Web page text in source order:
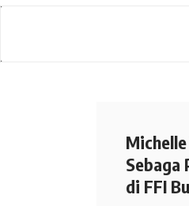
Sebaga
di FFI